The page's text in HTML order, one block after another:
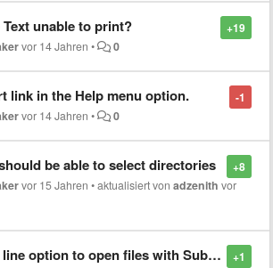
+19
Text unable to print?
vor 14 Jahren • 0
-1
link in the Help menu option.
vor 14 Jahren • 0
+8
be able to select directories
vor 15 Jahren •aktualisiert vonadzenith vor
+1
option to open files with SublimeText